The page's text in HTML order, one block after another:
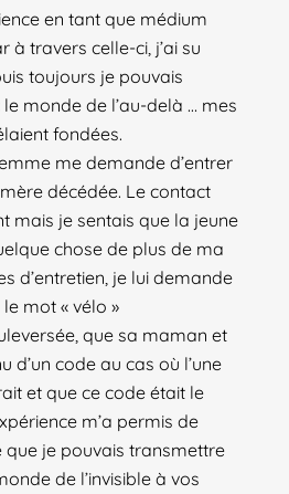
en tant que médium
à travers celle-ci, j’ai su
toujours je pouvais
monde de l’au-delà … mes
fondées.
me demande d’entrer
décédée. Le contact
mais je sentais que la jeune
chose de plus de ma
d’entretien, je lui demande
mot « vélo »
que sa maman et
d’un code au cas où l’une
et que ce code était le
m’a permis de
que je pouvais transmettre
de l’invisible à vos